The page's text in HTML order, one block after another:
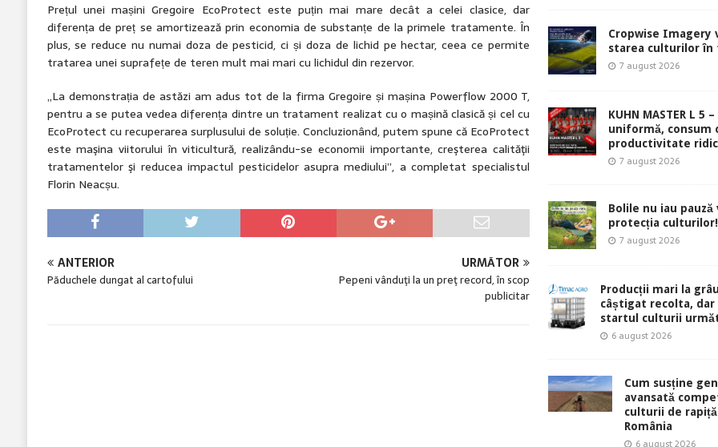
Prețul unei mașini Gregoire EcoProtect este puțin mai mare decât a celei clasice, dar
diferența de preț se amortizează prin economia de substanțe de la primele tratamente. În
plus, se reduce nu numai doza de pesticid, ci și doza de lichid pe hectar, ceea ce permite
tratarea unei suprafețe de teren mult mai mari cu lichidul din rezervor.
„La demonstrația de astăzi am adus tot de la firma Gregoire și mașina Powerflow 2000 T,
pentru a se putea vedea diferența dintre un tratament realizat cu o mașină clasică și cel cu
EcoProtect cu recuperarea surplusului de soluție. Concluzionând, putem spune că EcoProtect
este maşina viitorului în viticultură, realizându-se economii importante, creşterea calităţii
tratamentelor şi reducea impactul pesticidelor asupra mediului”, a completat specialistul
Florin Neacșu.
ANTERIOR
Păduchele dungat al cartofului
URMĂTOR
Pepeni vânduţi la un preţ record, în scop
publicitar
Cropwise Imagery
starea culturilor în
7 august 2026
KUHN MASTER L 5
uniformă, consum
productivitate
7 august 2026
Bolile nu iau pauză
protecția culturilor!
7 august 2026
Producții mari la
câștigat recolta,
startul culturii
6 august 2026
Cum susține
avansată
culturii de
România
6 august 2026